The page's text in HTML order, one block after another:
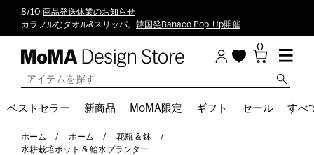
8/10 商品発送休業のお知らせ
カラフルなタオル&スリッパ。 韓国発Banaco Pop-Up開催
0
ベストセラー 新商品 MoMA限定 ギフト セール すべ
ホーム ホーム
花瓶 & 鉢
水耕栽培ポット & 給水プランター